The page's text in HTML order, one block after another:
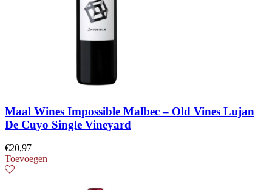
Maal Wines Impossible Malbec – Old Vines Lujan
De Cuyo Single Vineyard
€20,97
Toevoegen